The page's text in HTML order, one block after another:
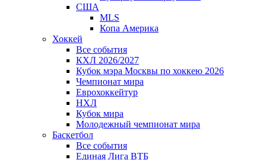
США
MLS
Копа Америка
Хоккей
Все события
КХЛ 2026/2027
Кубок мэра Москвы по хоккею 2026
Чемпионат мира
Еврохоккейтур
НХЛ
Кубок мира
Молодежный чемпионат мира
Баскетбол
Все события
Единая Лига ВТБ